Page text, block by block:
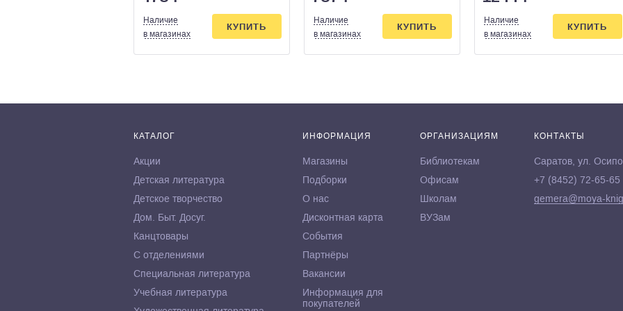
Наличие
в магазинах
КУПИТЬ
Наличие
в магазинах
КУПИТЬ
Наличие
в магазинах
КУПИТЬ
КАТАЛОГ
Акции
Детская литература
Детское творчество
Дом. Быт. Досуг.
Канцтовары
С отделениями
Специальная литература
Учебная литература
ИНФОРМАЦИЯ
Магазины
Подборки
О нас
Дисконтная карта
События
Партнёры
Вакансии
Информация для
покупателей
ОРГАНИЗАЦИЯМ
Библиотекам
Офисам
Школам
ВУЗам
КОНТАКТЫ
Саратов, ул.
+7 (8452) 72-65-65
gemera@moya-